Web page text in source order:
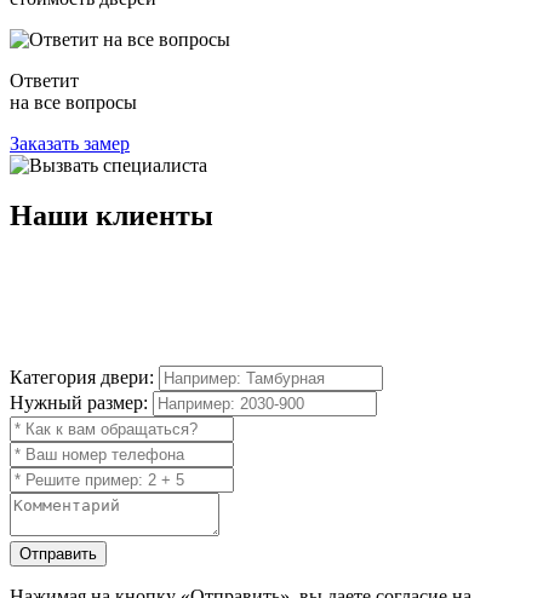
Ответит
на все вопросы
Заказать замер
Наши клиенты
Категория двери:
Нужный размер:
Отправить